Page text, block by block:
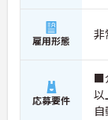
雇用形態 非
応募要件
■